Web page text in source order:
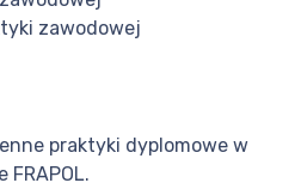
zawodowej
praktyki dyplomowe w
FRAPOL.